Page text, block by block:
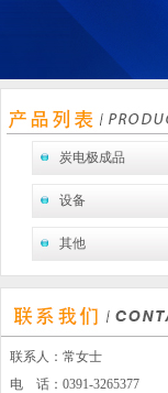
炭电极成品
设备
其他
联系人：常女士
电 话：0391-3265377